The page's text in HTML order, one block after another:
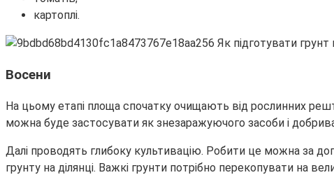
картоплі.
Восени
На цьому етапі площа спочатку очищають від рослинних
можна буде застосувати як знезаражуючого засоби і
Далі проводять глибоку культивацію. Робити це можна за
грунту на ділянці. Важкі грунти потрібно перекопувати на